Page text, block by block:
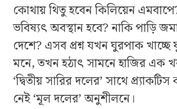
কোথায় থিতু হবেন কিলিয়েন
ভবিষ্যৎ অবস্থান হবে? নাকি পাড়ি
দেশে? এসব প্রশ্ন যখন ঘুরপাক
মনে, তখন হঠাৎ সামনে হাজির এক
‘দ্বিতীয় সারির দলের’ সাথে
নেই ‘মূল দলের’ অনুশীলনে।